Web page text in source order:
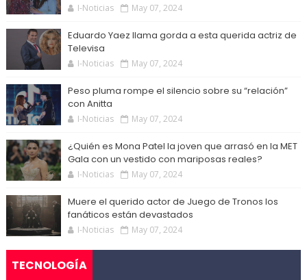
I-Noticias May 07, 2024
Eduardo Yaez llama gorda a esta querida actriz de
Televisa
I-Noticias May 07, 2024
Peso pluma rompe el silencio sobre su “relación”
con Anitta
I-Noticias May 07, 2024
¿Quién es Mona Patel la joven que arrasó en la MET
Gala con un vestido con mariposas reales?
I-Noticias May 07, 2024
Muere el querido actor de Juego de Tronos los
fanáticos están devastados
I-Noticias May 07, 2024
TECNOLOGÍA